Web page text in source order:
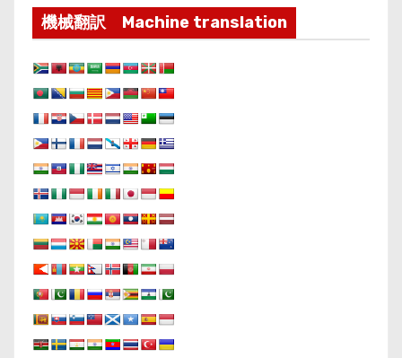
機械翻訳 Machine translation